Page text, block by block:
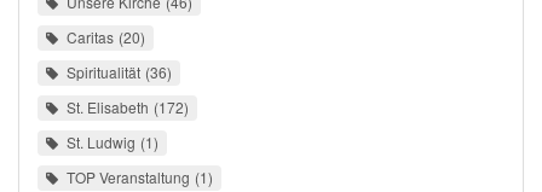
Caritas 20
Spiritualität 36
St. Elisabeth 172
St. Ludwig 1
TOP Veranstaltung 1